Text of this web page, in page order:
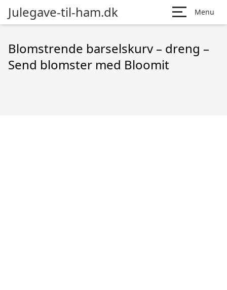
Julegave-til-ham.dk Menu
Blomstrende barselskurv – dreng –
Send blomster med Bloomit